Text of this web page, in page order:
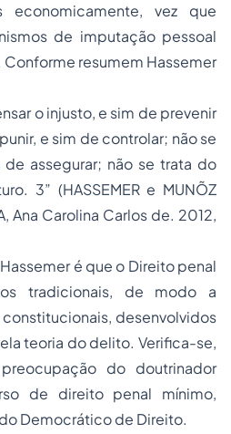
economicamente, vez que
de imputação pessoal
resumem Hassemer
o injusto, e sim de prevenir
e sim de controlar; não se
assegurar; não se trata do
3” (HASSEMER e MUNÕZ
Ana Carolina Carlos de. 2012,
é que o Direito penal
tradicionais, de modo a
desenvolvidos
teoria do delito. Verifica-se,
do doutrinador
de direito penal mínimo,
Democrático de Direito.